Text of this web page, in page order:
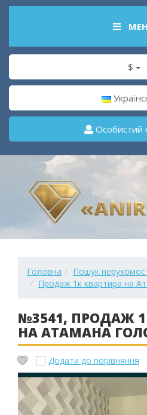
$
Особистий
Головна
Пошук
Продаж 1к квартира на
№3541, ПРОДАЖ
НА АТАМАНА
Додати до порівняння